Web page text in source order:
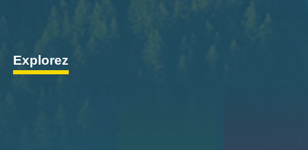
Explorez